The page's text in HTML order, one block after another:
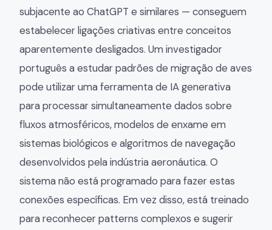
subjacente ao ChatGPT e similares — conseguem
estabelecer ligações criativas entre conceitos
aparentemente desligados. Um investigador
português a estudar padrões de migração de aves
pode utilizar uma ferramenta de IA generativa
para processar simultaneamente dados sobre
fluxos atmosféricos, modelos de enxame em
sistemas biológicos e algoritmos de navegação
desenvolvidos pela indústria aeronáutica. O
sistema não está programado para fazer estas
conexões específicas. Em vez disso, está treinado
para reconhecer patterns complexos e sugerir